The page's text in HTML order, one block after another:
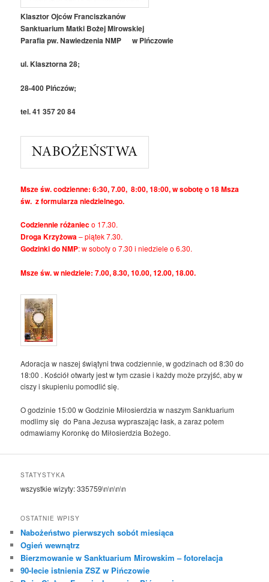
Klasztor Ojców Franciszkanów
Sanktuarium Matki Bożej Mirowskiej
Parafia pw. Nawiedzenia NMP w Pińczowie
ul. Klasztorna 28;
28-400 Pińczów;
tel. 41 357 20 84
Msze św. codzienne: 6:30, 7.00, 8:00, 18:00, w sobotę o 18 Msza
św. z formularza niedzielnego.
Codziennie różanieco 17.30.
Droga Krzyżowa– piątek 7.30.
Godzinki do NMP: w soboty o 7.30 i niedziele o 6.30.
Msze św. w niedziele: 7.00, 8.30, 10.00, 12.00, 18.00.
Adoracja w naszej świątyni trwa codziennie, w godzinach od 8:30 do
18:00 . Kościół otwarty jest w tym czasie i każdy może przyjść, aby w
ciszy i skupieniu pomodlić się.
O godzinie 15:00 w Godzinie Miłosierdzia w naszym Sanktuarium
modlimy się do Pana Jezusa wypraszając łask, a zaraz potem
odmawiamy Koronkę do Miłosierdzia Bożego.
STATYSTYKA
wszystkie wizyty:335759\n\n\n\n
OSTATNIE WPISY
Nabożeństwo pierwszych sobót miesiąca
Ogień wewnątrz
Bierzmowanie w Sanktuarium Mirowskim – fotorelacja
90-lecie istnienia ZSZ w Pińczowie